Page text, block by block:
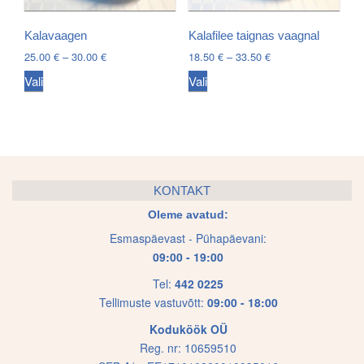
be
chosen
on
the
product
be
chosen
on
the
product
Kalavaagen
25.00 € – 30.00 €Price
ValiThis
Kalafilee taignas vaagnal
18.50 € – 33.50 €Price
ValiThis
may
be
chosen
on
the
product
page
KONTAKT
Oleme avatud:
Esmaspäevast - Pühapäevani:
09:00 - 19:00
Tel: 442 0225
Tellimuste vastuvõtt: 09:00 - 18:00
Koduköök OÜ
Reg. nr: 10659510